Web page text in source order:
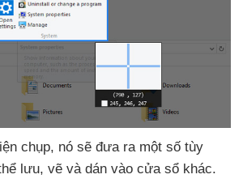
chụp, nó sẽ đưa ra một số tùy
lưu, vẽ và dán vào cửa sổ khác.